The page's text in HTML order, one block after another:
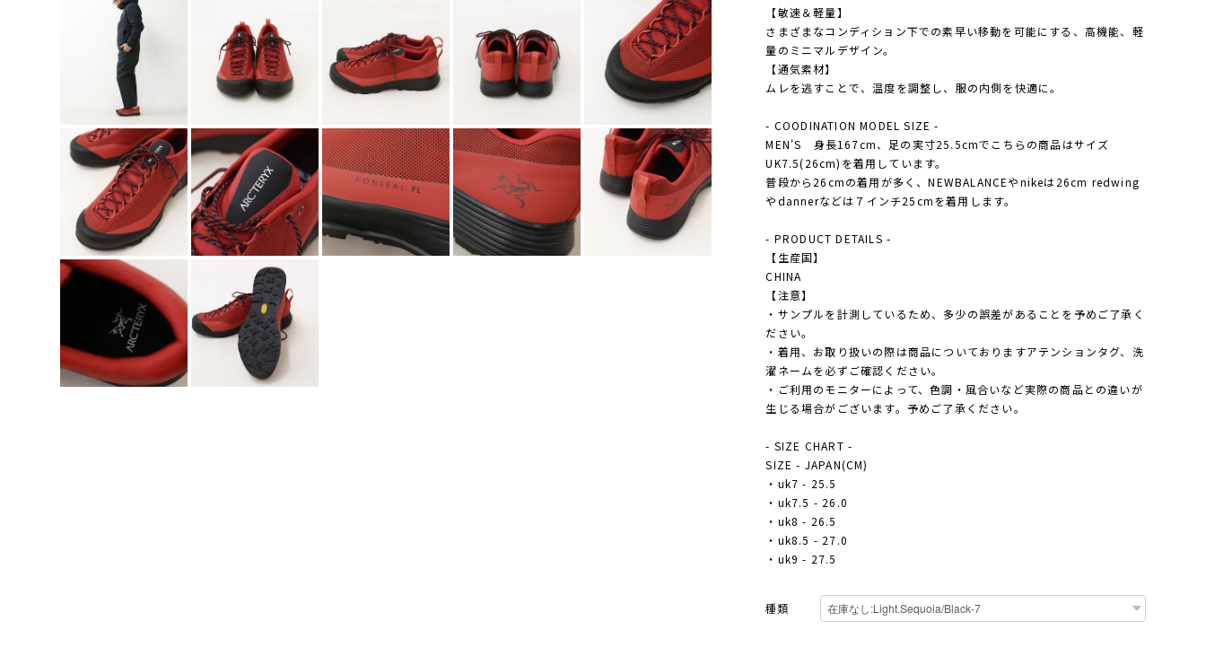
【敏速＆軽量】
さまざまなコンディション下での素早い移動を可能にする、高機能、軽
量のミニマルデザイン。
【通気素材】
ムレを逃すことで、温度を調整し、服の内側を快適に。
- COODINATION MODEL SIZE -
MEN'S 身長167cm、足の実寸25.5cmでこちらの商品はサイズ
UK7.5(26cm)を着用しています。
普段から26cmの着用が多く、NEWBALANCEやnikeは26cm redwing
やdannerなどは７インチ25cmを着用します。
- PRODUCT DETAILS -
【生産国】
CHINA
【注意】
・サンプルを計測しているため、多少の誤差があることを予めご了承く
ださい。
・着用、お取り扱いの際は商品についておりますアテンションタグ、洗
濯ネームを必ずご確認ください。
・ご利用のモニターによって、色調・風合いなど実際の商品との違いが
生じる場合がございます。予めご了承ください。
- SIZE CHART -
SIZE - JAPAN(CM)
・uk7 - 25.5
・uk7.5 - 26.0
・uk8 - 26.5
・uk8.5 - 27.0
・uk9 - 27.5
種類